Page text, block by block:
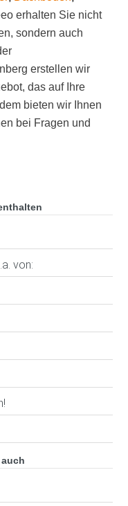
erhalten Sie nicht
sondern auch
erstellen wir
das auf Ihre
bieten wir Ihnen
bei Fragen und
von: